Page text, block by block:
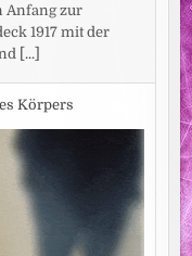
Anfang zur
1917 mit der
[...]
Körpers